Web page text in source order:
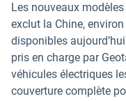
Les nouveaux
exclut la Chine,
disponibles
pris en charge par
véhicules électriques
couverture complète